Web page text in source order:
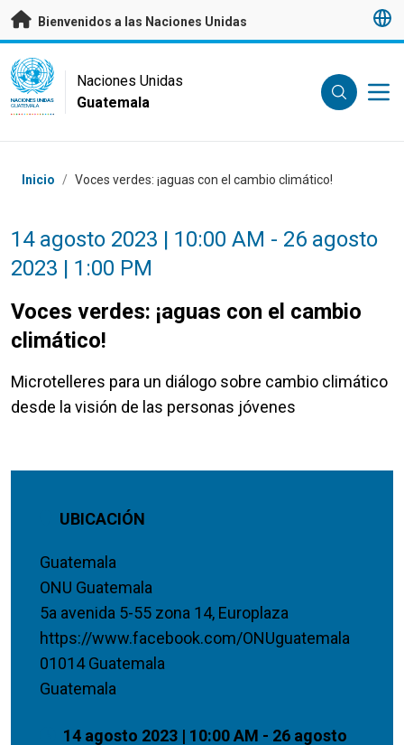
Saltar a contenido principal
Bienvenidos a las Naciones Unidas
UN Logo
NACIONES UNIDAS
GUATEMALA
Naciones Unidas
Guatemala
Coordenadas dentro de la ruta de navegación
Inicio / Voces verdes: ¡aguas con el cambio climático!
14 agosto 2023 | 10:00 AM - 26 agosto
2023 | 1:00 PM
Voces verdes: ¡aguas con el cambio
climático!
Microtelleres para un diálogo sobre cambio climático
desde la visión de las personas jóvenes
UBICACIÓN
Guatemala
ONU Guatemala
5a avenida 5-55 zona 14, Europlaza
https://www.facebook.com/ONUguatemala
01014 Guatemala
Guatemala
14 agosto 2023 | 10:00 AM - 26 agosto